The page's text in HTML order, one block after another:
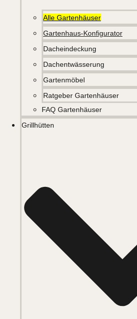
Alle Gartenhäuser
Gartenhaus-Konfigurator
Dacheindeckung
Dachentwässerung
Gartenmöbel
Ratgeber Gartenhäuser
FAQ Gartenhäuser
Grillhütten